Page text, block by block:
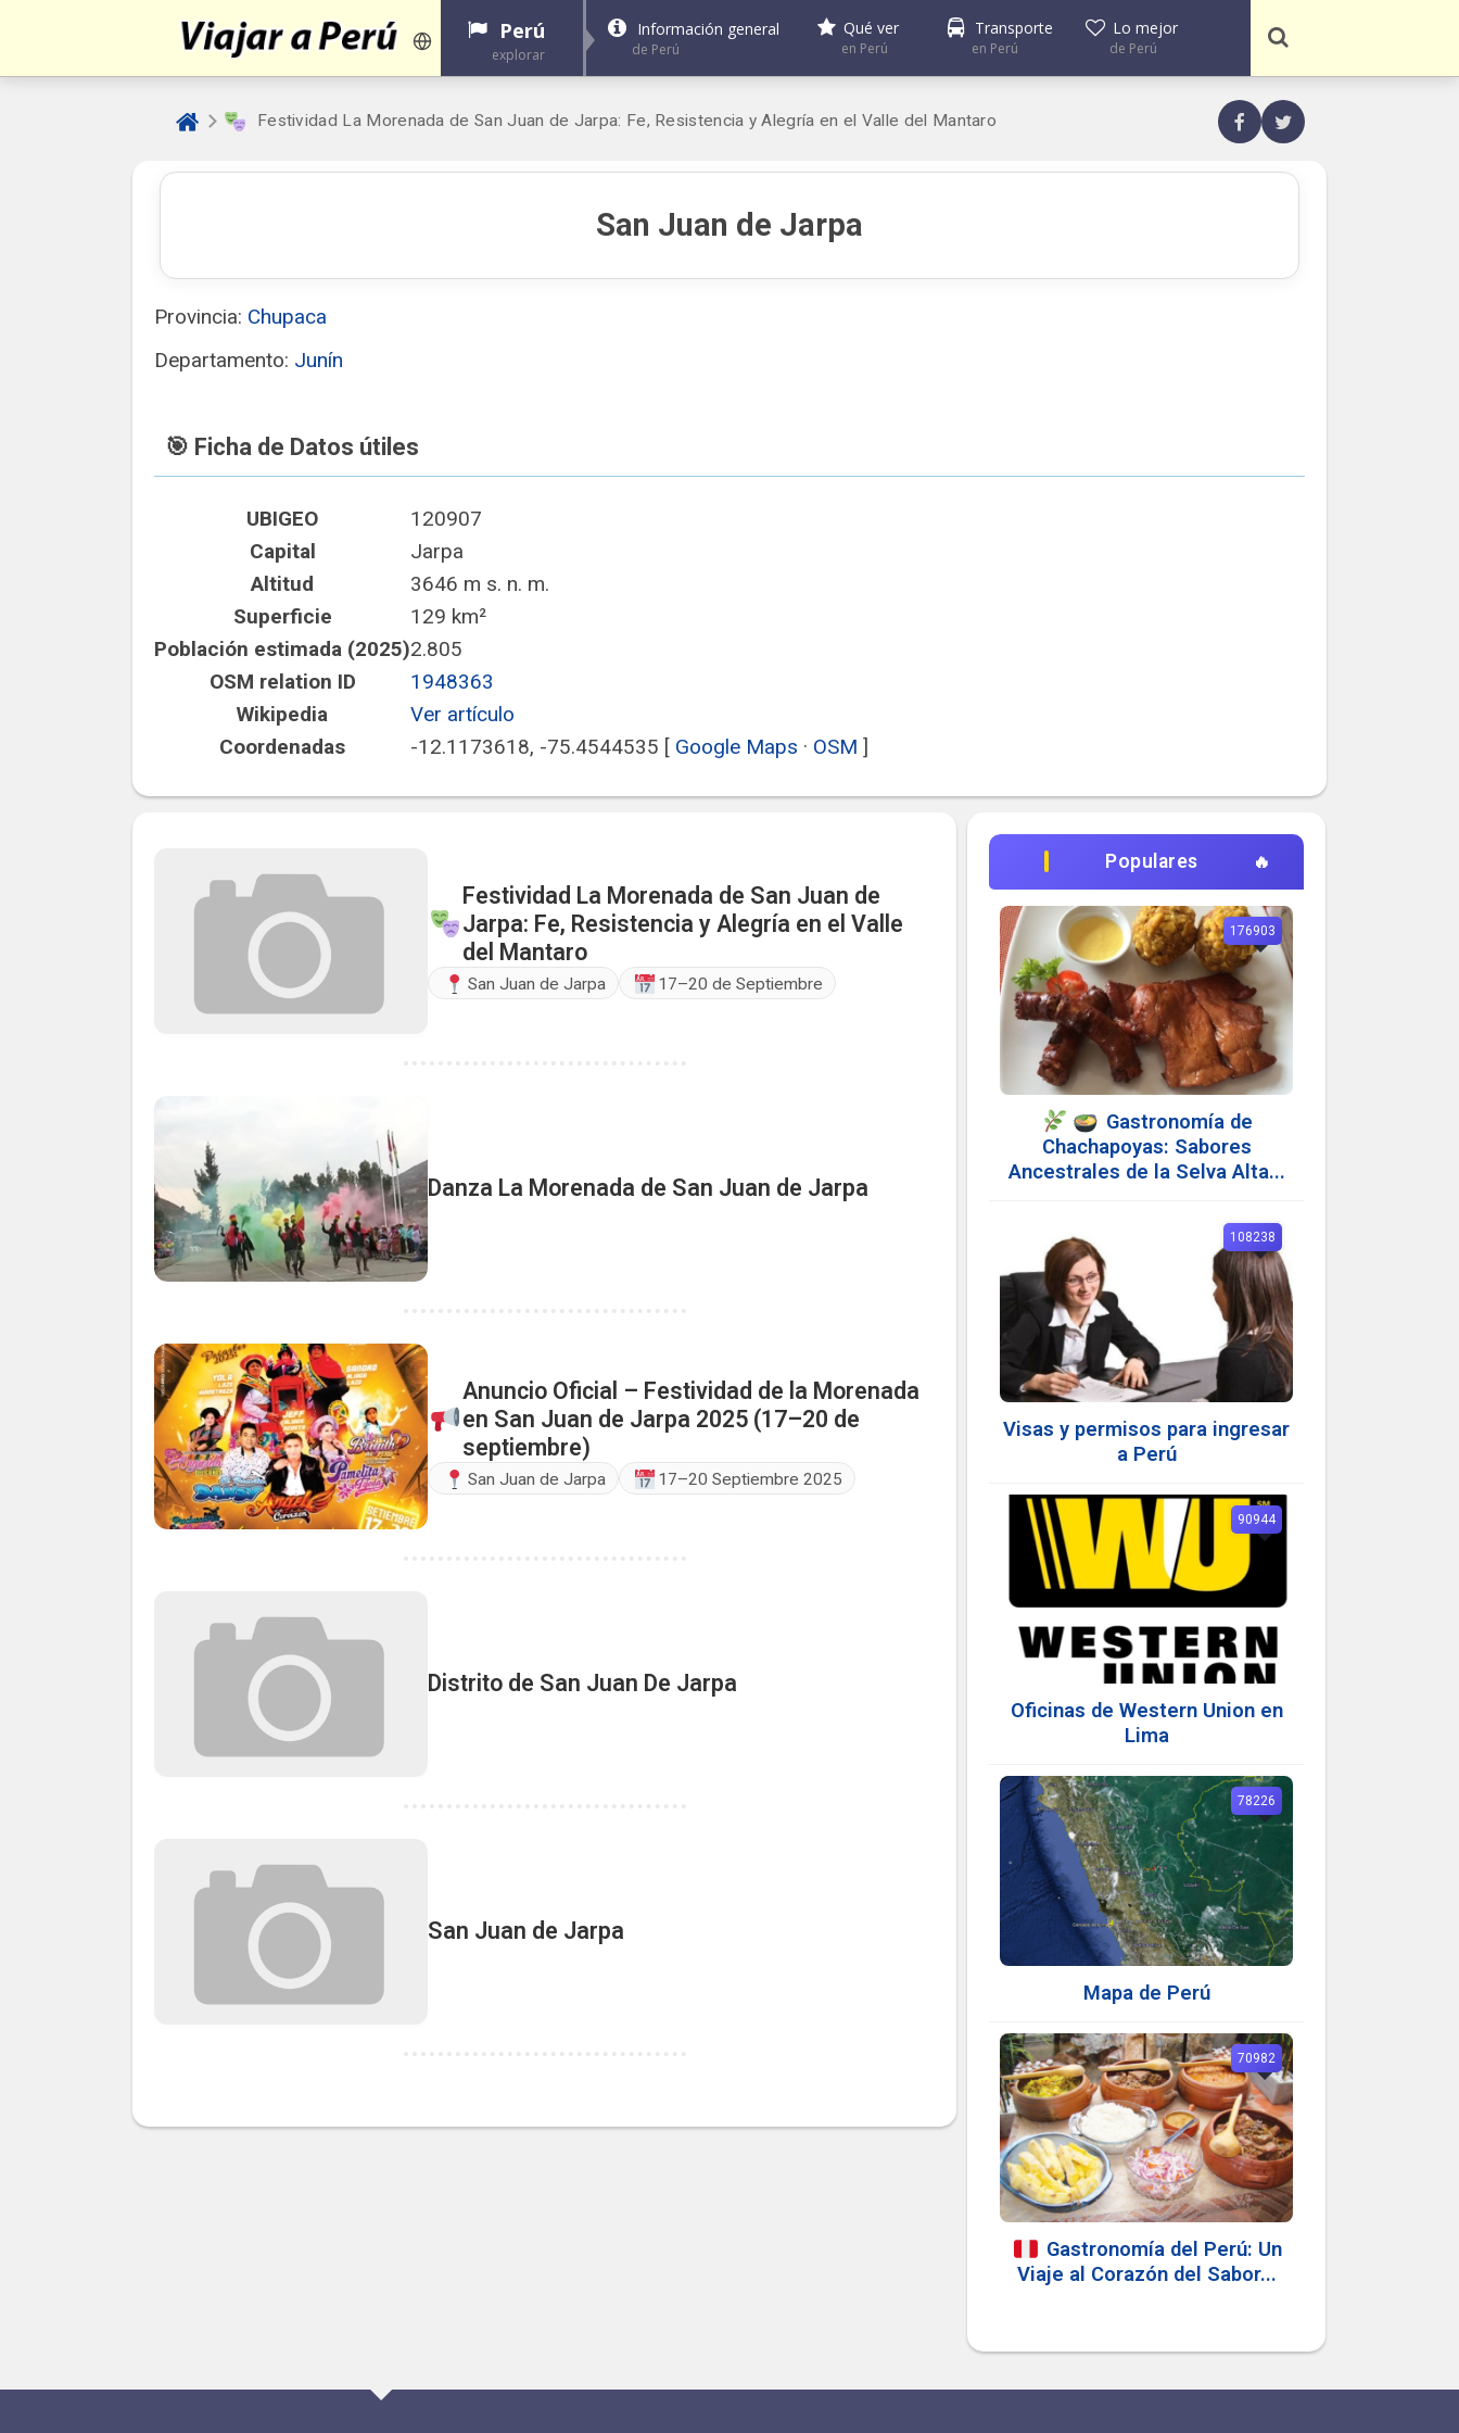
Perú
explorar
Información general
de Perú
Qué ver
en Perú
Transporte
en Perú
Lo mejor
de Perú
Festividad La Morenada de San Juan de Jarpa: Fe, Resistencia y Alegría en el Valle del Mantaro
San Juan de Jarpa
Provincia: Chupaca
Departamento: Junín
🎯 Ficha de Datos útiles
UBIGEO
120907
Capital
Jarpa
Altitud
3646 m s. n. m.
Superficie
129 km²
Población estimada (2025)2.805
OSM relation ID
1948363
Wikipedia
Ver artículo
Coordenadas
-12.1173618, -75.4544535 [ Google Maps · OSM ]
Festividad La Morenada de San Juan de
Jarpa: Fe, Resistencia y Alegría en el Valle
del Mantaro
San Juan de Jarpa 17–20 de Septiembre
Danza La Morenada de San Juan de Jarpa
Anuncio Oficial – Festividad de la Morenada
en San Juan de Jarpa 2025 (17–20 de
septiembre)
San Juan de Jarpa 17–20 Septiembre 2025
Distrito de San Juan De Jarpa
San Juan de Jarpa
Populares
Gastronomía de
Chachapoyas: Sabores
Ancestrales de la Selva Alta...
176903
Visas y permisos para ingresar
a Perú
108238
Oficinas de Western Union en
Lima
90944
Mapa de Perú
78226
Gastronomía del Perú: Un
Viaje al Corazón del Sabor...
70982